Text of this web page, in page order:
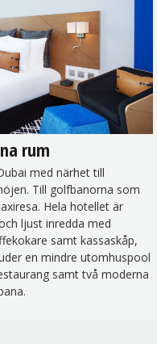
rum
med närhet till
Till golfbanorna som
Hela hotellet är
ljust inredda med
samt kassaskåp,
en mindre utomhuspool
samt två moderna